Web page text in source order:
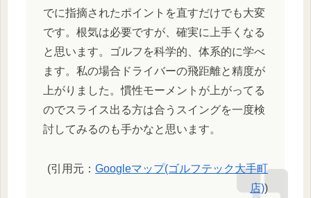
でに指摘されたポイントを直すだけでも大変
です。根気は必要ですが、確実に上手くなる
と思います。ゴルフを科学的、体系的に学べ
ます。私の場合ドライバーの飛距離と精度が
上がりました。慣性モーメントが上がってる
のでスライス出る方は合うスイングを一度検
討してみるのも手かなと思います。
(引用元：Googleマップ(ゴルフテック大手町
店))